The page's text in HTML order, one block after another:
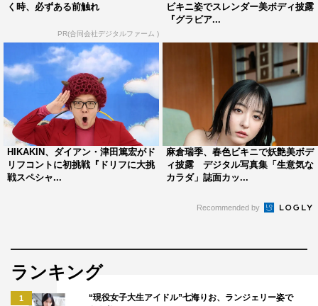
く時、必ずある前触れ
PR(合同会社デジタルファーム )
ビキニ姿でスレンダー美ボディ披露
『グラビア...
HIKAKIN、ダイアン・津田篤宏がド
リフコントに初挑戦『ドリフに大挑
戦スペシャ...
麻倉瑞季、春色ビキニで妖艶美ボデ
ィ披露 デジタル写真集「生意気な
カラダ」誌面カッ...
Recommended by
ランキング
1
“現役女子大生アイドル”七海りお、ランジェリー姿で